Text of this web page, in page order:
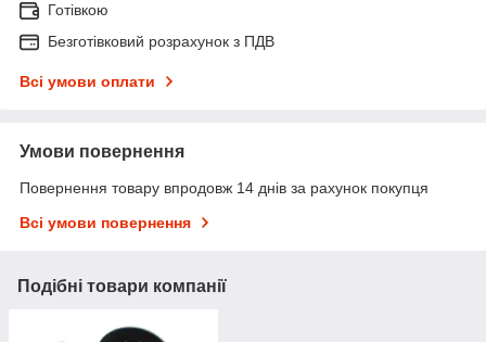
Готівкою
Безготівковий розрахунок з ПДВ
Всі умови оплати
Умови повернення
Повернення товару впродовж 14 днів за рахунок покупця
Всі умови повернення
Подібні товари компанії